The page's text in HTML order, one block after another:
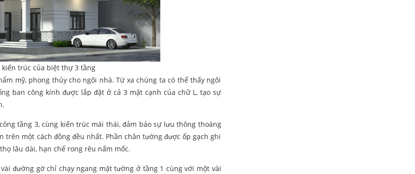
trúc của biệt thự 3 tầng
mỹ, phong thủy cho ngôi nhà. Từ xa chúng ta có thể thấy ngôi
ban công kính được lắp đặt ở cả 3 mặt cạnh của chữ L, tạo sự
tầng 3, cùng kiến trúc mái thái, đảm bảo sự lưu thông thoáng
một cách đồng đều nhất. Phần chân tường được ốp gạch ghi
lâu dài, hạn chế rong rêu nấm mốc.
đường gờ chỉ chạy ngang mặt tường ở tầng 1 cùng với một vài